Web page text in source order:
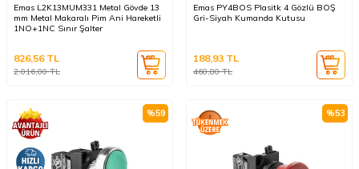
Emas L2K13MUM331 Metal Gövde 13
mm Metal Makaralı Pim Ani Hareketli
1NO+1NC Sınır Şalter
2.016,00TL
826,56TL
Emas PY4BOS Plasitk 4 Gözlü BOŞ
Gri-Siyah Kumanda Kutusu
460,80TL
188,93 TL
%59 %53